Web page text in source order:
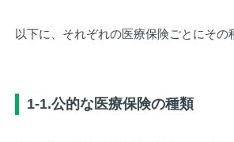
以下に、それぞれの医療保険ごとにその
1-1.公的な医療保険の種類